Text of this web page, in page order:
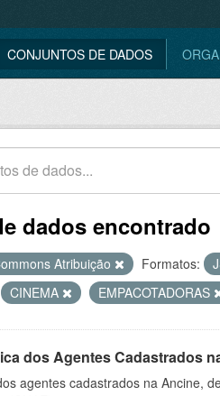
CONJUNTOS DE DADOS
dados encontrado
Atribuição Formatos:
CINEMA EMPACOTADORAS
dos Agentes Cadastrados
agentes cadastrados na Ancine,